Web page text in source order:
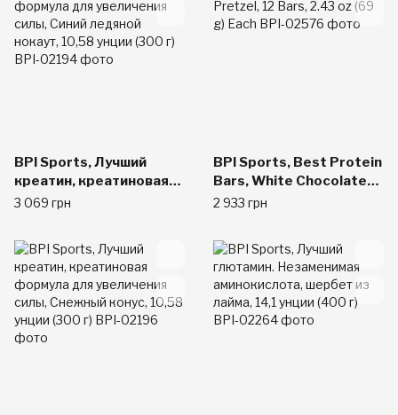
BPI Sports, Лучший
креатин, креатиновая
формула для
ледяной нокаут, 10,58
унции (300 г)
3 069 грн
BPI Sports, Best Protein
Bars, White Chocolate
Pretzel, 12 Bars, 2.43 oz
2 933 грн